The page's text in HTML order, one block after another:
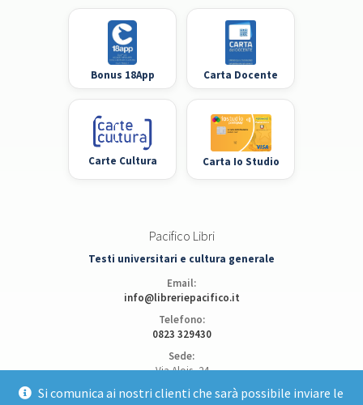
Si comunica ai nostri clienti che sarà possibile inviare le
Bonus 18App Carta Docente
Carte Cultura Carta Io Studio
Pacifico Libri
Testi universitari e cultura generale
Email:
info@libreriepacifico.it
Telefono:
0823 329430
Sede:
Via Alois, 24